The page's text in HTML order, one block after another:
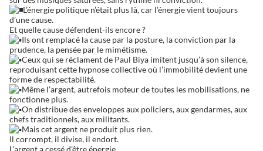
L’énergie politique n’était plus là, car l’énergie vient toujours
d’une cause.
Et quelle cause défendent-ils encore ?
Ils ont remplacé la cause par la posture, la conviction par la
prudence, la pensée par le mimétisme.
Ceux qui se réclament de Paul Biya imitent jusqu’à son silence,
reproduisant cette hypnose collective où l’immobilité devient une
forme de respectabilité.
Même l’argent, autrefois moteur de toutes les mobilisations, ne
fonctionne plus.
On distribue des enveloppes aux policiers, aux gendarmes, aux
chefs traditionnels, aux militants.
Mais cet argent ne produit plus rien.
Il corrompt, il divise, il endort.
L’argent a cessé d’être énergie.